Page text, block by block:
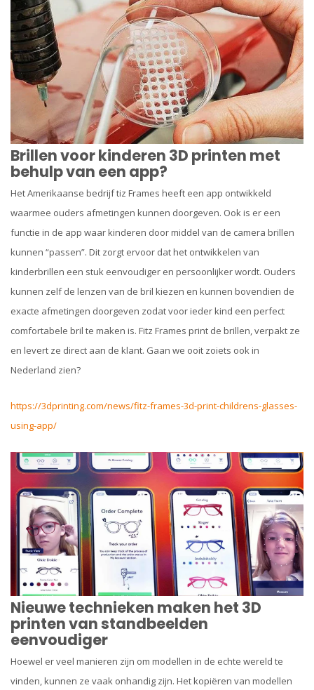
Brillen voor kinderen 3D printen met
behulp van een app?
Het Amerikaanse bedrijf tiz Frames heeft een app ontwikkeld
waarmee ouders afmetingen kunnen doorgeven. Ook is er een
functie in de app waar kinderen door middel van de camera brillen
kunnen “passen”. Dit zorgt ervoor dat het ontwikkelen van
kinderbrillen een stuk eenvoudiger en persoonlijker wordt. Ouders
kunnen zelf de lenzen van de bril kiezen en kunnen bovendien de
exacte afmetingen doorgeven zodat voor ieder kind een perfect
comfortabele bril te maken is. Fitz Frames print de brillen, verpakt ze
en levert ze direct aan de klant. Gaan we ooit zoiets ook in
Nederland zien?
https://3dprinting.com/news/fitz-frames-3d-print-childrens-glasses-
using-app/
Nieuwe technieken maken het 3D
printen van standbeelden
eenvoudiger
Hoewel er veel manieren zijn om modellen in de echte wereld te
vinden, kunnen ze vaak onhandig zijn. Het kopiëren van modellen